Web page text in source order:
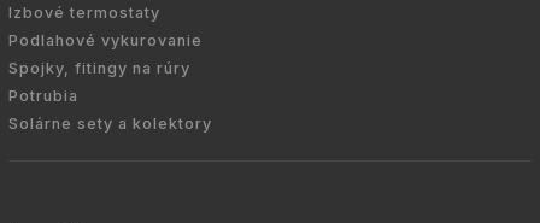
Izbové termostaty
Podlahové vykurovanie
Spojky, fitingy na rúry
Potrubia
Solárne sety a kolektory